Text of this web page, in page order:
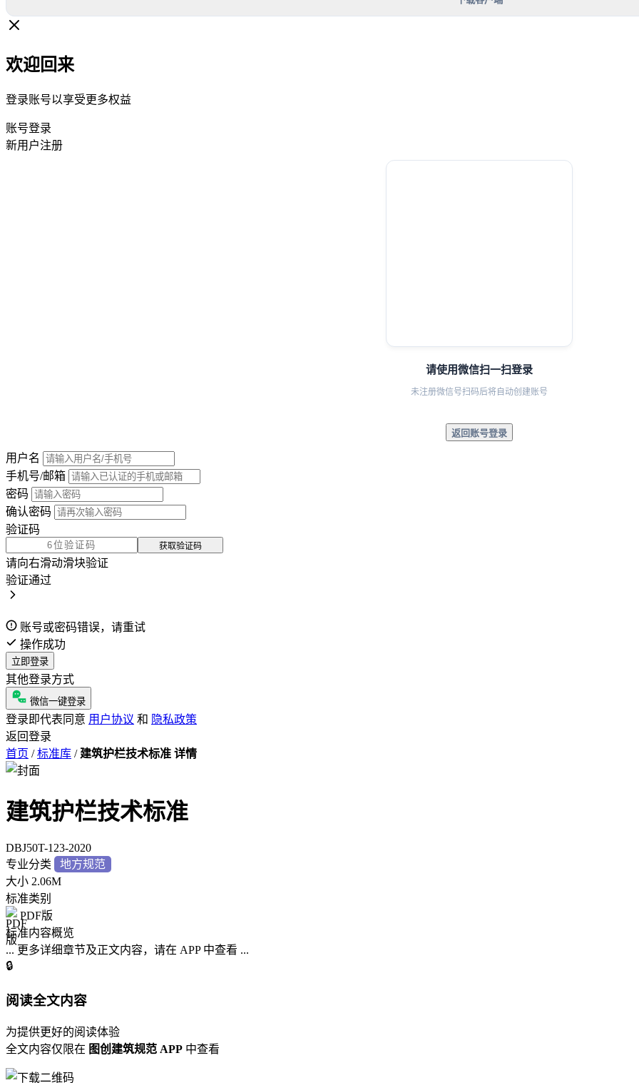
欢迎回来
登录账号以享受更多权益
账号登录
新用户注册
请使用微信扫一扫登录
未注册微信号扫码后将自动创建账号
返回账号登录
用户名
手机号/邮箱
密码
确认密码
验证码
获取验证码
请向右滑动滑块验证
验证通过
账号或密码错误，请重试
操作成功
立即登录
其他登录方式
微信一键登录
登录即代表同意 用户协议 和 隐私政策
返回登录
首页 / 标准库 / 建筑护栏技术标准 详情
建筑护栏技术标准
DBJ50T-123-2020
专业分类
地方规范
大小 2.06M
标准类别
PDF版
标准内容概览
... 更多详细章节及正文内容，请在 APP 中查看 ...
🔒
阅读全文内容
为提供更好的阅读体验
全文内容仅限在 图创建筑规范 APP 中查看